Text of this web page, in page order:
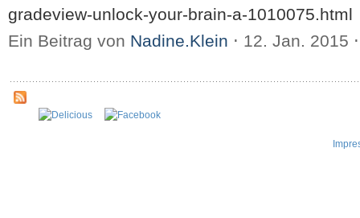
gradeview-unlock-your-brain-a-1010075.html
Ein Beitrag von Nadine.Klein ⋅ 12. Jan. 2015 ⋅